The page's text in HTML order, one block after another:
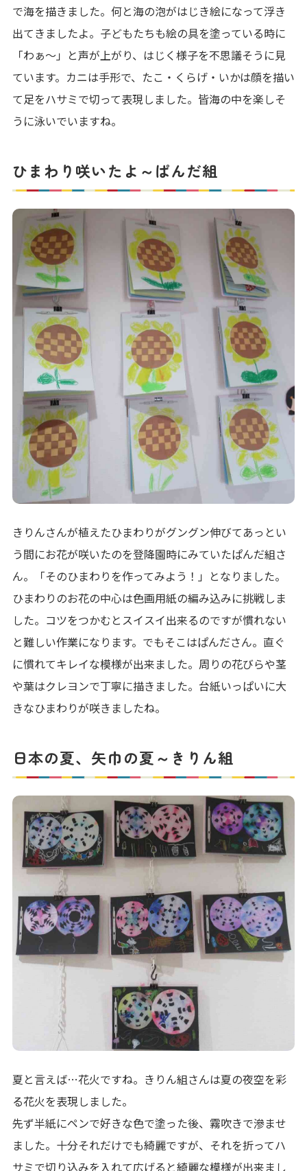
で海を描きました。何と海の泡がはじき絵になって浮き
出てきましたよ。子どもたちも絵の具を塗っている時に
「わぁ～」と声が上がり、はじく様子を不思議そうに見
ています。カニは手形で、たこ・くらげ・いかは顔を描い
て足をハサミで切って表現しました。皆海の中を楽しそ
うに泳いでいますね。
ひまわり咲いたよ～ぱんだ組
きりんさんが植えたひまわりがグングン伸びてあっとい
う間にお花が咲いたのを登降園時にみていたぱんだ組さ
ん。「そのひまわりを作ってみよう！」となりました。
ひまわりのお花の中心は色画用紙の編み込みに挑戦しま
した。コツをつかむとスイスイ出来るのですが慣れない
と難しい作業になります。でもそこはぱんださん。直ぐ
に慣れてキレイな模様が出来ました。周りの花びらや茎
や葉はクレヨンで丁寧に描きました。台紙いっぱいに大
きなひまわりが咲きましたね。
日本の夏、矢巾の夏～きりん組
夏と言えば…花火ですね。きりん組さんは夏の夜空を彩
る花火を表現しました。
先ず半紙にペンで好きな色で塗った後、霧吹きで滲ませ
ました。十分それだけでも綺麗ですが、それを折ってハ
サミで切り込みを入れて広げると綺麗な模様が出来まし